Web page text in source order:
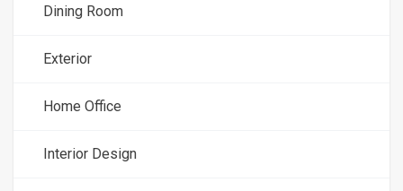
Dining Room
Exterior
Home Office
Interior Design